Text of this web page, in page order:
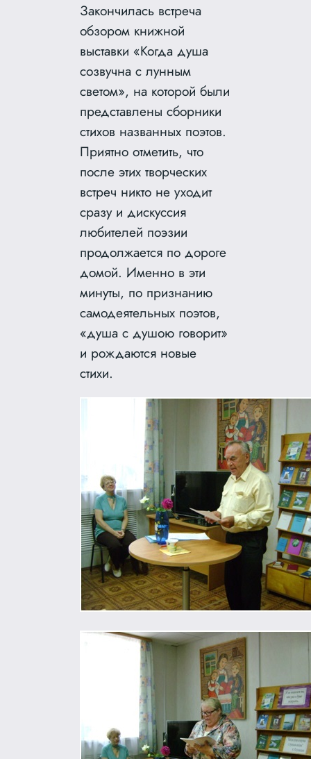
Закончилась встреча
обзором книжной
выставки «Когда душа
созвучна с лунным
светом», на которой были
представлены сборники
стихов названных поэтов.
Приятно отметить, что
после этих творческих
встреч никто не уходит
сразу и дискуссия
любителей поэзии
продолжается по дороге
домой. Именно в эти
минуты, по признанию
самодеятельных поэтов,
«душа с душою говорит»
и рождаются новые
стихи.